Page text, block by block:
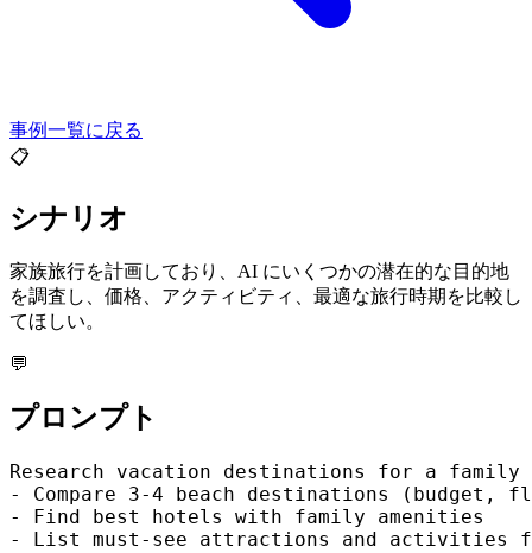
事例一覧に戻る
📋
シナリオ
家族旅行を計画しており、AI にいくつかの潜在的な目的地
を調査し、価格、アクティビティ、最適な旅行時期を比較し
てほしい。
💬
プロンプト
Research vacation destinations for a
- Compare 3-4 beach destinations
- Find best hotels with family amenities
- List must-see attractions and activities